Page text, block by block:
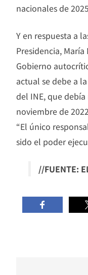
nacionales de
Y en respuesta a
Presidencia,
Gobierno
actual se debe a
del INE, que
noviembre de
“El único
sido el poder
//FUENTE: